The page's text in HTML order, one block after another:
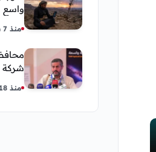
واسع
منذ 7 ساعات
شركة
منذ 18 ساعة